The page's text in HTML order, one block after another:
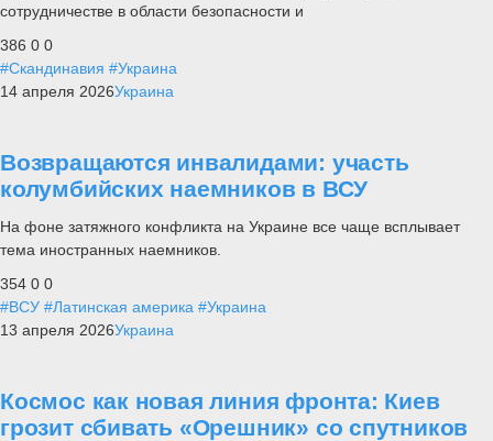
сотрудничестве в области безопасности и
386 0 0
#Скандинавия #Украина
14 апреля 2026Украина
Возвращаются инвалидами: участь
колумбийских наемников в ВСУ
На фоне затяжного конфликта на Украине все чаще всплывает
тема иностранных наемников.
354 0 0
#ВСУ #Латинская америка #Украина
13 апреля 2026Украина
Космос как новая линия фронта: Киев
грозит сбивать «Орешник» со спутников